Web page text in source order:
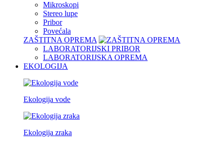
Mikroskopi
Stereo lupe
Pribor
Povećala
ZAŠTITNA OPREMA
LABORATORIJSKI PRIBOR
LABORATORIJSKA OPREMA
EKOLOGIJA
Ekologija vode
Ekologija zraka